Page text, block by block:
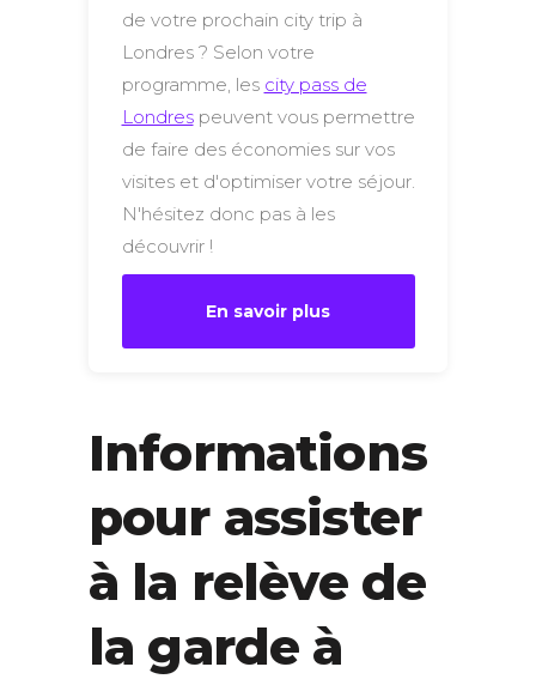
de votre prochain city trip à
Londres ? Selon votre
programme, les city pass de
Londrespeuvent vous permettre
de faire des économies sur vos
visites et d'optimiser votre séjour.
N'hésitez donc pas à les
découvrir !
En savoir plus
Informations
pour assister
à la relève de
la garde à